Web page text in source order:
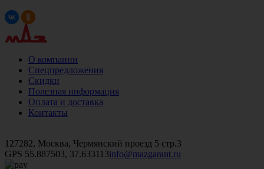
О компании
Спецпредложения
Скидки
Полезная информация
Оплата и доставка
Контакты
127282, Москва, Чермянский проезд 5 стр.3
GPS 55.887503, 37.633113info@mazgarant.ru